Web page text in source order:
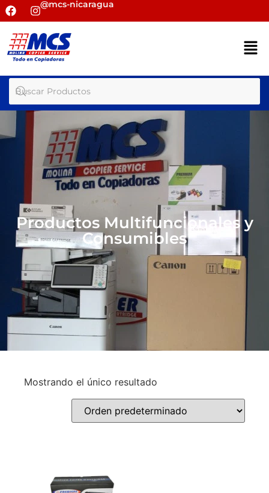
@mcs-nicaragua
Productos Multifuncionales y
Consumibles
Mostrando el único resultado